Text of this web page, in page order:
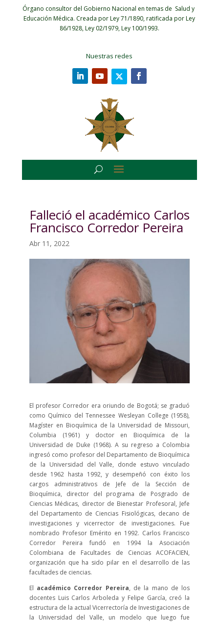
Órgano consultor del Gobierno Nacional en temas de Salud y
Educación Médica. Creada por Ley 71/1890, ratificada por Ley
86/1928, Ley 02/1979, Ley 100/1993.
Nuestras redes
Falleció el académico Carlos
Francisco Corredor Pereira
Abr 11, 2022
El profesor Corredor era oriundo de Bogotá; se graduó
como Químico del Tennessee Wesleyan College (1958),
Magíster en Bioquímica de la Universidad de Missouri,
Columbia (1961) y doctor en Bioquímica de la
Universidad de Duke (1968). A su regreso a Colombia
ingresó como profesor del Departamento de Bioquímica
de la Universidad del Valle, donde estuvo vinculado
desde 1962 hasta 1992, y desempeñó con éxito los
cargos administrativos de Jefe de la Sección de
Bioquímica, director del programa de Posgrado de
Ciencias Médicas, director de Bienestar Profesoral, Jefe
del Departamento de Ciencias Fisiológicas, decano de
investigaciones y vicerrector de investigaciones. Fue
nombrado Profesor Emérito en 1992. Carlos Francisco
Corredor Pereira fundó en 1994 la Asociación
Colombiana de Facultades de Ciencias ACOFACIEN,
organización que ha sido pilar en el desarrollo de las
facultades de ciencias.
El académico Corredor Pereira, de la mano de los
docentes Luis Carlos Arboleda y Felipe García, creó la
estructura de la actual Vicerrectoría de Investigaciones de
la Universidad del Valle, un modelo que luego fue